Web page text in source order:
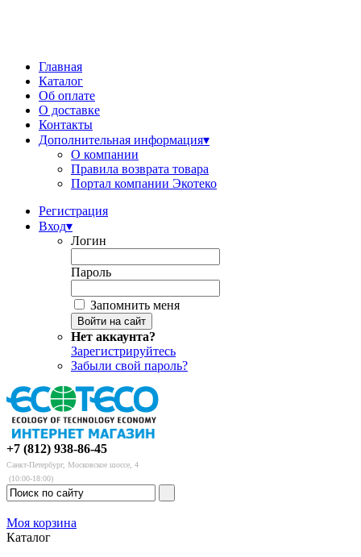
Главная
Каталог
Об оплате
О доставке
Контакты
Дополнительная информация▾
О компании
Правила возврата товара
Портал компании Экотеко
Регистрация
Вход▾
Логин
Пароль
Запомнить меня
Нет аккаунта?
Зарегистрируйтесь
Забыли свой пароль?
+7 (812) 938-86-45
Санкт-Петербург, Московское шоссе, 4
(10:00-18:00)
Моя корзина
Каталог